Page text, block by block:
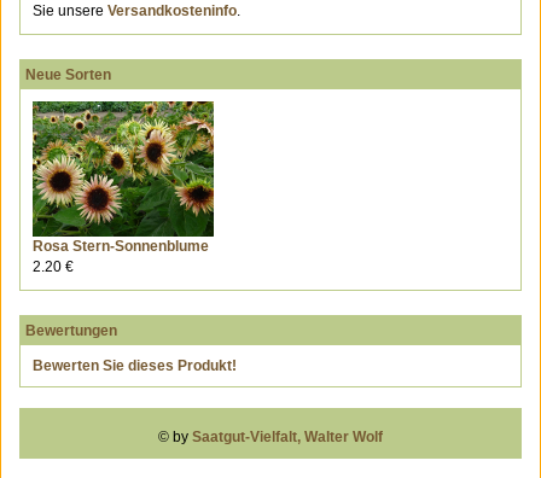
Sie unsere Versandkosteninfo.
Neue Sorten
Rosa Stern-Sonnenblume
2.20 €
Bewertungen
Bewerten Sie dieses Produkt!
© by Saatgut-Vielfalt, Walter Wolf